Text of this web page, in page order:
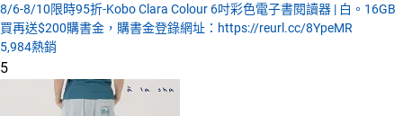
8/6-8/10限時95折-Kobo Clara Colour 6吋彩色電子書閱讀器 | 白。16GB
買再送$200購書金，購書金登錄網址：https://reurl.cc/8YpeMR
5,984熱銷
5